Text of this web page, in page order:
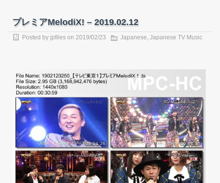
プレミアMelodiX! – 2019.02.12
Posted by jpfiles on 2019/02/23 Japanese, Japanese TV Music